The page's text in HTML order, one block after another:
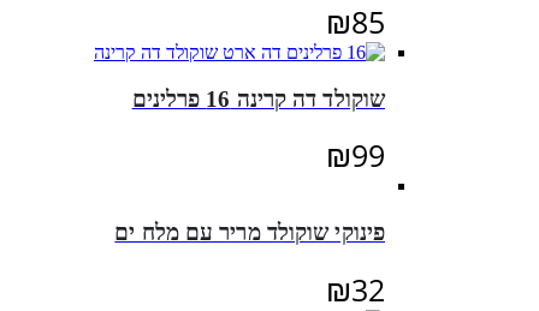
₪85
שוקולד דה קרינה 16 פרלינים
₪99
פינוקי שוקולד מריר עם מלח ים
₪32